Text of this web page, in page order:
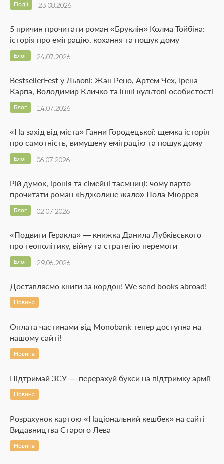
23.08.2026
Події
5 причин прочитати роман «Бруклін» Колма Тойбіна:
історія про еміграцію, кохання та пошук дому
24.07.2026
Блог
BestsellerFest у Львові: Жан Рено, Артем Чех, Ірена
Карпа, Володимир Кличко та інші культові особистості
14.07.2026
Блог
«На захід від міста» Ганни Городецької: щемка історія
про самотність, вимушену еміграцію та пошук дому
06.07.2026
Блог
Рій думок, іронія та сімейні таємниці: чому варто
прочитати роман «Бджолине жало» Пола Мюррея
02.07.2026
Блог
«Подвиги Геракла» — книжка Данила Лубківського
про геополітику, війну та стратегію перемоги
29.06.2026
Блог
Доставляємо книги за кордон! We send books abroad!
Новина
Оплата частинами від Monobank тепер доступна на
нашому сайті!
Новина
Підтримай ЗСУ — перерахуй букси на підтримку армії
Новина
Розрахунок картою «Національний кешбек» на сайті
Видавництва Старого Лева
Новина